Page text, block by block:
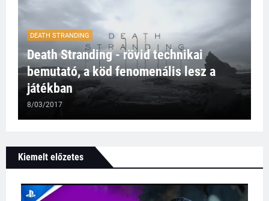
DEATH STRANDING
Death Stranding - rövid technikai
bemutató, a köd fenomenális lesz a
játékban
8/03/2017
Kiemelt előzetes